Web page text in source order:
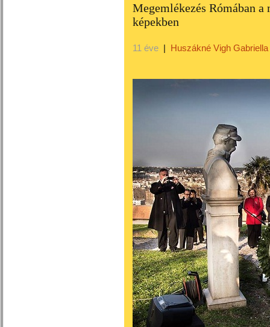
Megemlékezés Rómában
képekben
11 éve | Huszákné Vigh Gabriella